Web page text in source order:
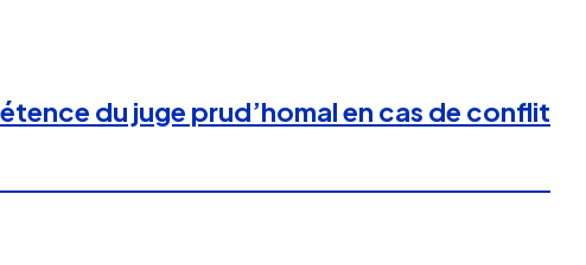
du juge prud’homal en cas de conflit